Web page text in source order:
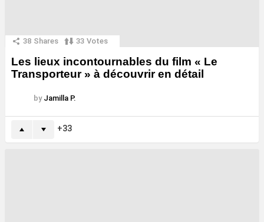
38 Shares 33 Votes
Les lieux incontournables du film « Le
Transporteur » à découvrir en détail
by Jamilla P.
33